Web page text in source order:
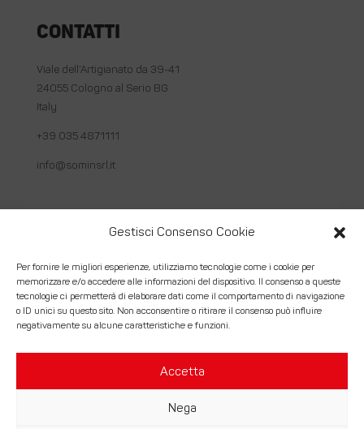
Gestisci Consenso Cookie
Per fornire le migliori esperienze, utilizziamo tecnologie come i cookie per
memorizzare e/o accedere alle informazioni del dispositivo. Il consenso a queste
tecnologie ci permetterà di elaborare dati come il comportamento di navigazione
o ID unici su questo sito. Non acconsentire o ritirare il consenso può influire
negativamente su alcune caratteristiche e funzioni.
Accetta
Nega
Contatti
Viale dell’Artigianato da 39-41
24055 Cologno al Serio BG
Italy
+39 035 4871111
info@sominsrl.it
Come lavoriamo
Servizi